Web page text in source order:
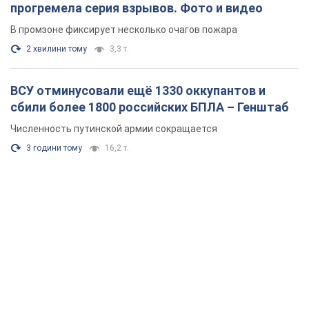
прогремела серия взрывов. Фото и видео
В промзоне фиксирует несколько очагов пожара
2 хвилини тому 3,3 т.
ВСУ отминусовали ещё 1330 оккупантов и
сбили более 1800 российских БПЛА – Генштаб
Численность путинской армии сокращается
3 години тому 16,2 т.